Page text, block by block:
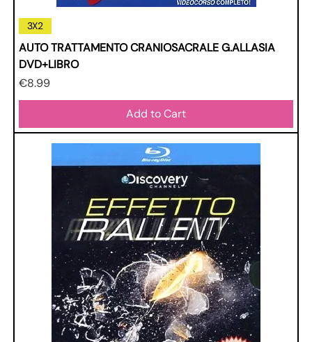
3X2
AUTO TRATTAMENTO CRANIOSACRALE G.ALLASIA
DVD+LIBRO
Price
€8.99
Add to Cart